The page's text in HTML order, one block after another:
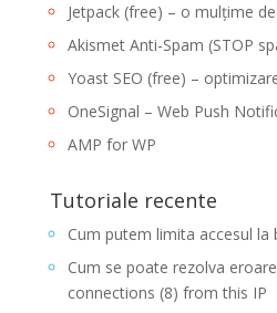
Jetpack (free) – o mulțime
Akismet Anti-Spam (STOP
Yoast SEO (free) –
OneSignal – Web Push
AMP for WP
Tutoriale recente
Cum putem limita accesul la
Cum se poate rezolva
connections (8) from this IP